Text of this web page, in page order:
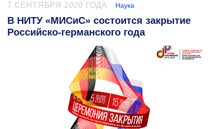
7 СЕНТЯБРЯ 2020 ГОДА Наука
В НИТУ «МИСиС» состоится закрытие
Российско-германского года